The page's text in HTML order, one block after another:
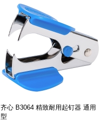
齐心 B3064 精致耐用起钉器 通用
型